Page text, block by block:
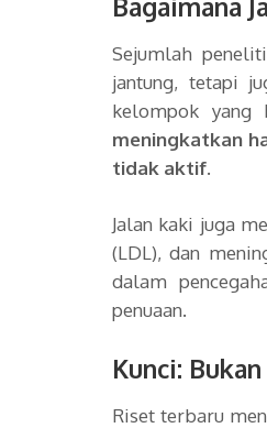
Sejumlah
jantung, tetapi
kelompok yang
meningkatkan
tidak aktif.
Jalan kaki juga
(LDL), dan
dalam
penuaan.
Kunci:
Riset terbaru